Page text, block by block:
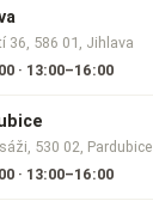
36, 586 01, Jihlava
· 13:00–16:00
530 02, Pardubice
· 13:00–16:00